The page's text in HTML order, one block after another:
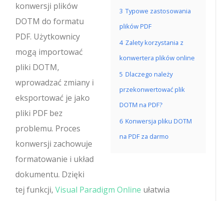
3 Typowe zastosowania
plików PDF
4 Zalety korzystania z
konwertera plików online
5 Dlaczego należy
przekonwertować plik
DOTM na PDF?
6 Konwersja pliku DOTM
na PDF za darmo
konwersji plików
DOTM do formatu
PDF. Użytkownicy
mogą importować
pliki DOTM,
wprowadzać zmiany i
eksportować je jako
pliki PDF bez
problemu. Proces
konwersji zachowuje
formatowanie i układ
dokumentu. Dzięki
tej funkcji, Visual Paradigm Online ułatwia